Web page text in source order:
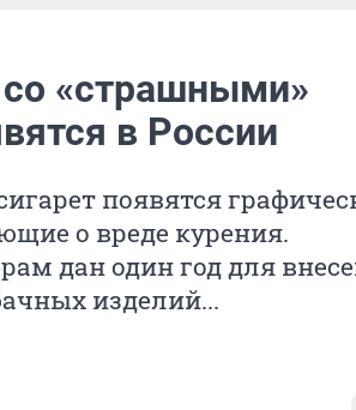
«страшными»
в России
появятся
о вреде курения.
дан один год для
изделий...